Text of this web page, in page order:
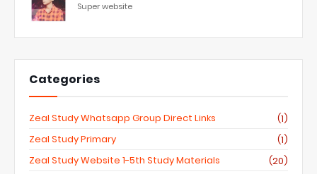
Super website
Categories
Zeal Study Whatsapp Group Direct Links
(1)
Zeal Study Primary
(1)
Zeal Study Website 1-5th Study Materials
(20)